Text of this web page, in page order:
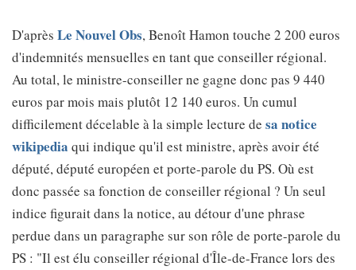
D'après Le Nouvel Obs, Benoît Hamon touche 2 200 euros
d'indemnités mensuelles en tant que conseiller régional.
Au total, le ministre-conseiller ne gagne donc pas 9 440
euros par mois mais plutôt 12 140 euros. Un cumul
difficilement décelable à la simple lecture de sa notice
wikipedia qui indique qu'il est ministre, après avoir été
député, député européen et porte-parole du PS. Où est
donc passée sa fonction de conseiller régional ? Un seul
indice figurait dans la notice, au détour d'une phrase
perdue dans un paragraphe sur son rôle de porte-parole du
PS : "Il est élu conseiller régional d'Île-de-France lors des